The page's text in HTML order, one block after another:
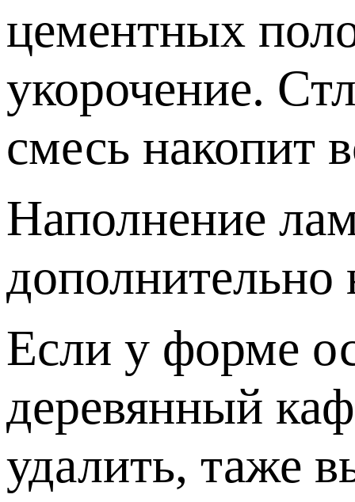
цементных
укорочение.
смесь накопит
Наполнение
дополнительно
Если у форме
деревянный
удалить, таже